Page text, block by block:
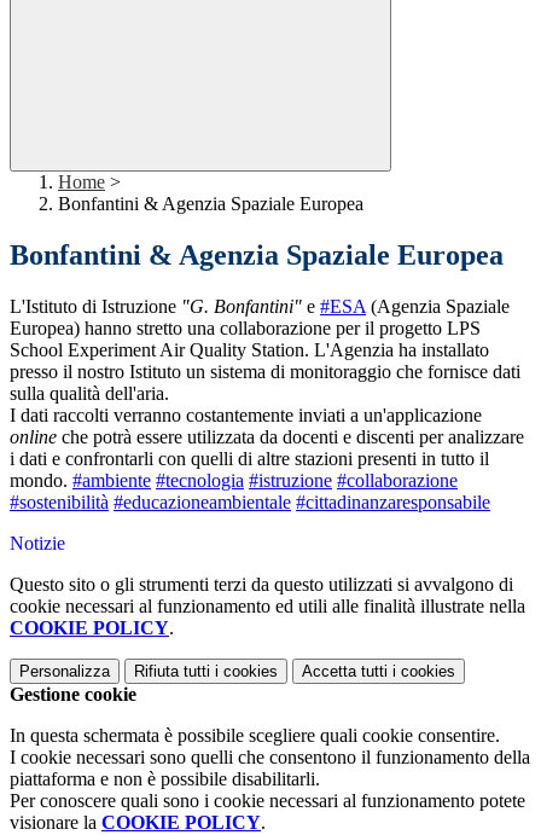
Home >
Bonfantini & Agenzia Spaziale Europea
Bonfantini & Agenzia Spaziale Europea
L'Istituto di Istruzione "G. Bonfantini" e #ESA (Agenzia Spaziale
Europea) hanno stretto una collaborazione per il progetto LPS
School Experiment Air Quality Station. L'Agenzia ha installato
presso il nostro Istituto un sistema di monitoraggio che fornisce dati
sulla qualità dell'aria.
I dati raccolti verranno costantemente inviati a un'applicazione
online che potrà essere utilizzata da docenti e discenti per analizzare
i dati e confrontarli con quelli di altre stazioni presenti in tutto il
mondo. #ambiente #tecnologia #istruzione #collaborazione
#sostenibilità #educazioneambientale #cittadinanzaresponsabile
Notizie
Questo sito o gli strumenti terzi da questo utilizzati si avvalgono di
cookie necessari al funzionamento ed utili alle finalità illustrate nella
COOKIE POLICY.
Personalizza Rifiuta tutti i cookies Accetta tutti i cookies
Gestione cookie
In questa schermata è possibile scegliere quali cookie consentire.
I cookie necessari sono quelli che consentono il funzionamento della
piattaforma e non è possibile disabilitarli.
Per conoscere quali sono i cookie necessari al funzionamento potete
visionare la COOKIE POLICY.